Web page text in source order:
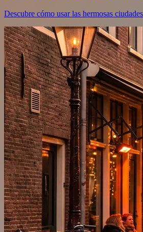
Descubre cómo usar las hermosas